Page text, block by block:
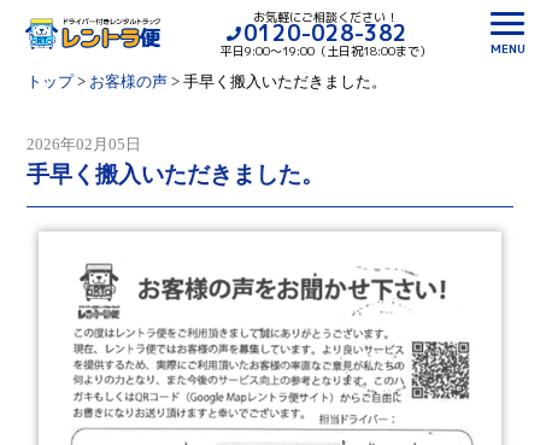
お気軽にご相談ください！
0120-028-382
平日9:00〜19:00（土日祝18:00まで）
MENU
トップ> お客様の声> 手早く搬入いただきました。
2026年02月05日
手早く搬入いただきました。